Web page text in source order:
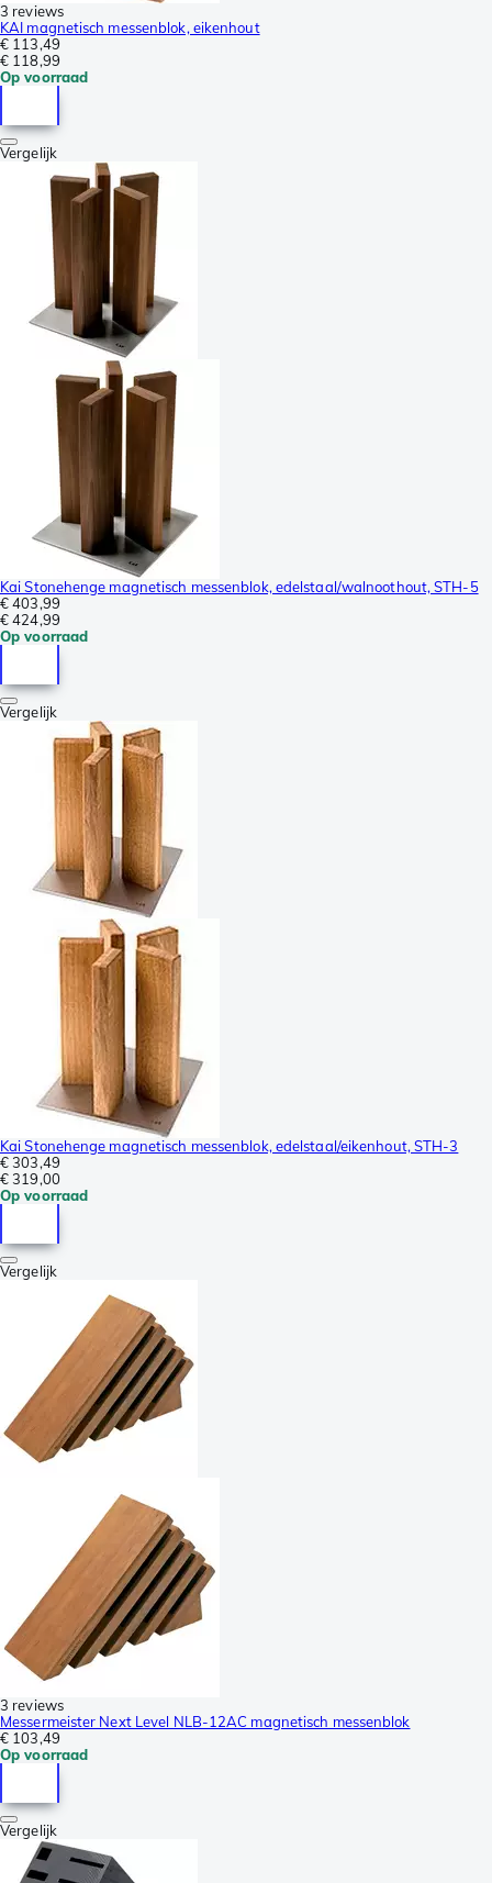
3 reviews
KAI magnetisch messenblok, eikenhout
€ 113,49
€ 118,99
Op voorraad
Vergelijk
Kai Stonehenge magnetisch messenblok, edelstaal/walnoothout, STH-5
€ 403,99
€ 424,99
Op voorraad
Vergelijk
Kai Stonehenge magnetisch messenblok, edelstaal/eikenhout, STH-3
€ 303,49
€ 319,00
Op voorraad
Vergelijk
3 reviews
Messermeister Next Level NLB-12AC magnetisch messenblok
€ 103,49
Op voorraad
Vergelijk